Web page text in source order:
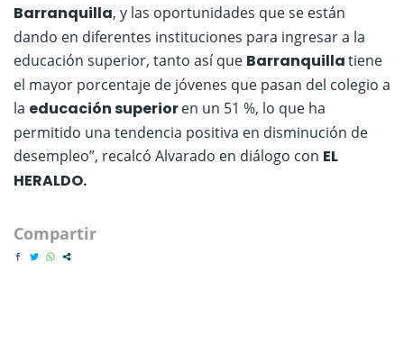
Barranquilla, y las oportunidades que se están
dando en diferentes instituciones para ingresar a la
educación superior, tanto así que Barranquillatiene
el mayor porcentaje de jóvenes que pasan del colegio a
la educación superioren un 51 %, lo que ha
permitido una tendencia positiva en disminución de
desempleo”, recalcó Alvarado en diálogo con EL
HERALDO.
Compartir